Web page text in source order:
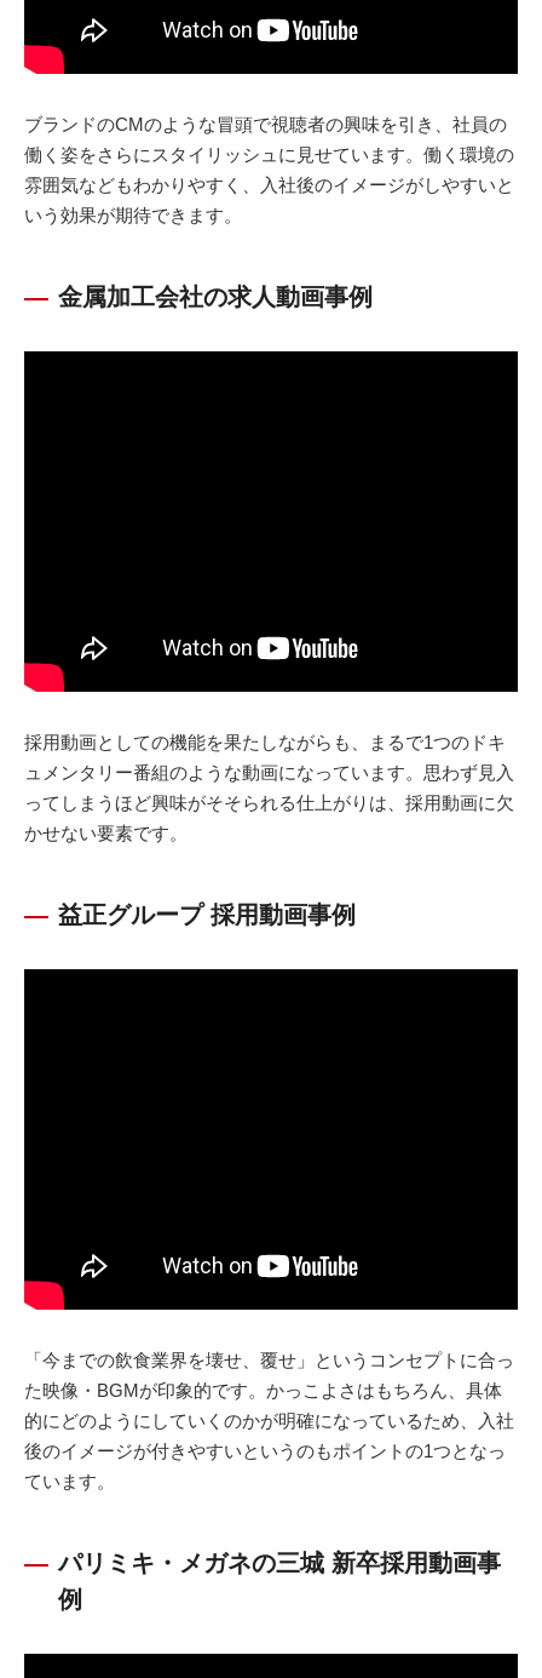
ブランドのCMのような冒頭で視聴者の興味を引き、社員の
働く姿をさらにスタイリッシュに見せています。働く環境の
雰囲気などもわかりやすく、入社後のイメージがしやすいと
いう効果が期待できます。
金属加工会社の求人動画事例
採用動画としての機能を果たしながらも、まるで1つのドキ
ュメンタリー番組のような動画になっています。思わず見入
ってしまうほど興味がそそられる仕上がりは、採用動画に欠
かせない要素です。
益正グループ 採用動画事例
「今までの飲食業界を壊せ、覆せ」というコンセプトに合っ
た映像・BGMが印象的です。かっこよさはもちろん、具体
的にどのようにしていくのかが明確になっているため、入社
後のイメージが付きやすいというのもポイントの1つとなっ
ています。
パリミキ・メガネの三城 新卒採用動画事
例